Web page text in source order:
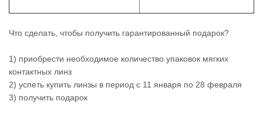
Что сделать, чтобы получить гарантированный подарок?
1) приобрести необходимое количество упаковок мягких
контактных линз
2) успеть купить линзы в период с 11 января по 28 февраля
3) получить подарок